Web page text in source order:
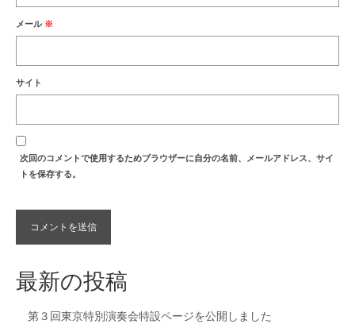
メール ※
サイト
次回のコメントで使用するためブラウザーに自分の名前、メールアドレス、サイ
トを保存する。
最新の投稿
第３回東京特別演奏会特設ページを公開しました